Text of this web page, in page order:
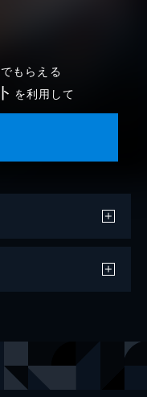
でもらえる
を利用して